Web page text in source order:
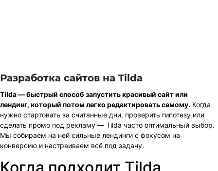
Разработка сайтов на Tilda
Tilda — быстрый способ запустить красивый сайт или
лендинг, который потом легко редактировать самому. Когда
нужно стартовать за считанные дни, проверить гипотезу или
сделать промо под рекламу — Tilda часто оптимальный выбор.
Мы собираем на ней сильные лендинги с фокусом на
конверсию и настраиваем всё под задачу.